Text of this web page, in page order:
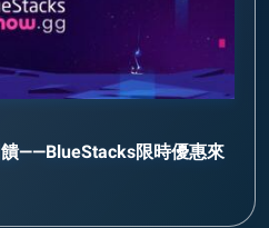
——BlueStacks限時優惠來